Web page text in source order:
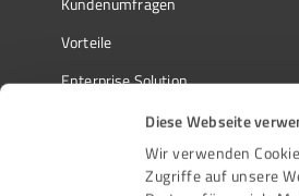
Diese Webseite
Wir verwenden
Zugriffe auf unsere
Vorteile
Enterprise Solution
Partnerprogramm
Auszeichnungen